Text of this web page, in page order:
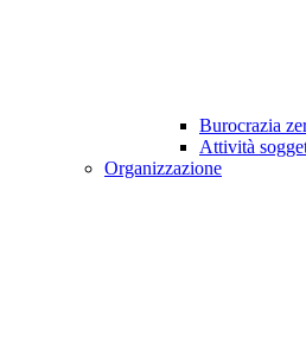
Burocrazia
Attività
Organizzazione